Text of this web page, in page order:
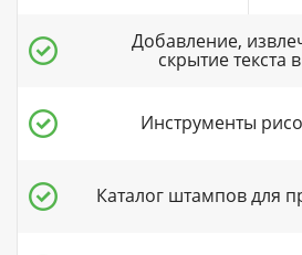
Добавление,
скрытие текста
Инструменты
Каталог штампов для